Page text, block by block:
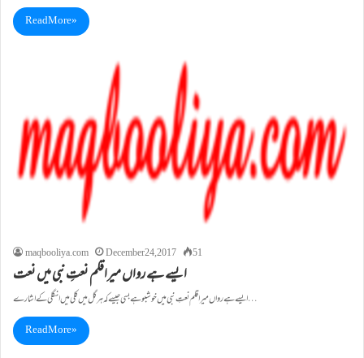
Read More »
maqbooliya.com December 24, 2017 51
ایسے ہے رواں میراقلم نعتِ نبی میں نعت
ایسے ہے رواں میراقلم نعتِ نبی میں خوشبو ہے بسی جیسے کہ ہر گل میں کلی میں انگلی کے اشارے…
Read More »